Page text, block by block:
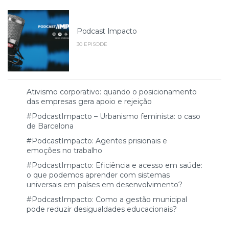
Podcast Impacto
30 EPISODE
Ativismo corporativo: quando o posicionamento
das empresas gera apoio e rejeição
#PodcastImpacto – Urbanismo feminista: o caso
de Barcelona
#PodcastImpacto: Agentes prisionais e
emoções no trabalho
#PodcastImpacto: Eficiência e acesso em saúde:
o que podemos aprender com sistemas
universais em países em desenvolvimento?
#PodcastImpacto: Como a gestão municipal
pode reduzir desigualdades educacionais?